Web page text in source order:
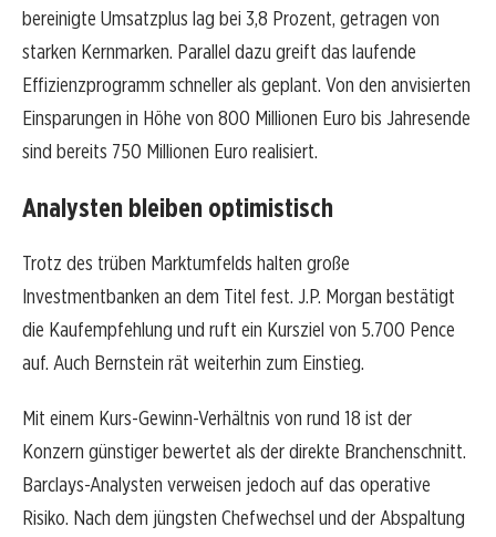
bereinigte Umsatzplus lag bei 3,8 Prozent, getragen von
starken Kernmarken. Parallel dazu greift das laufende
Effizienzprogramm schneller als geplant. Von den anvisierten
Einsparungen in Höhe von 800 Millionen Euro bis Jahresende
sind bereits 750 Millionen Euro realisiert.
Analysten bleiben optimistisch
Trotz des trüben Marktumfelds halten große
Investmentbanken an dem Titel fest. J.P. Morgan bestätigt
die Kaufempfehlung und ruft ein Kursziel von 5.700 Pence
auf. Auch Bernstein rät weiterhin zum Einstieg.
Mit einem Kurs-Gewinn-Verhältnis von rund 18 ist der
Konzern günstiger bewertet als der direkte Branchenschnitt.
Barclays-Analysten verweisen jedoch auf das operative
Risiko. Nach dem jüngsten Chefwechsel und der Abspaltung